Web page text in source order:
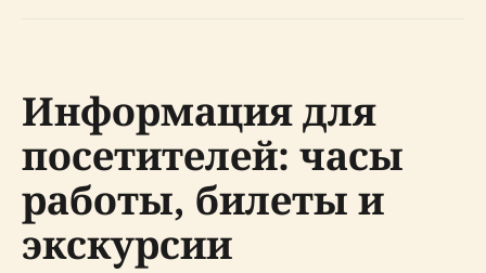
Информация для
посетителей: часы
работы, билеты и
экскурсии